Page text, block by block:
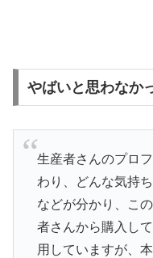
やばいと思わなか
生産者さんのプロ
わり、どんな気持
などが分かり、こ
者さんから購入し
用していますが、